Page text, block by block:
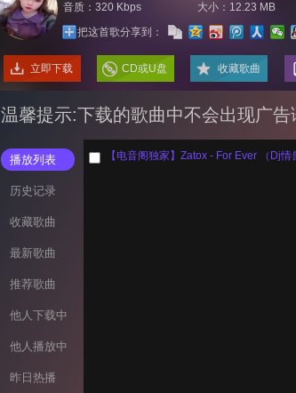
音质：320 Kbps
大小：12.23 MB
把这首歌分享到：
立即下载 CD或U盘 收藏歌曲
温馨提示:下载的歌曲中不会出现广告
播放列表
历史记录
收藏歌曲
最新歌曲
推荐歌曲
他人下载中
他人播放中
昨日热播
【电音阁独家】Zatox - For Ever （Dj